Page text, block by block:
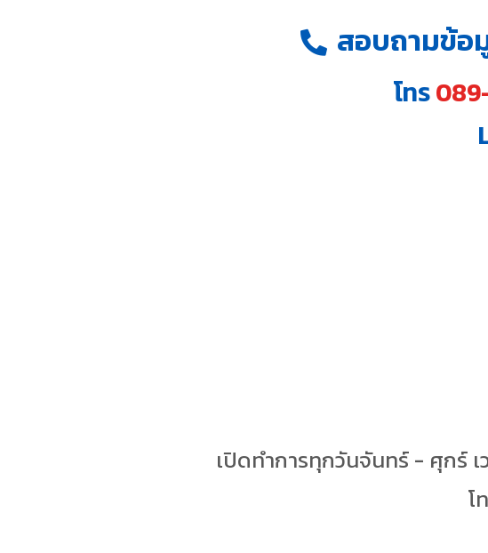
สอบถามข้อ
โทร
เปิดทำการทุกวันจันทร์ - ศุกร์
โ